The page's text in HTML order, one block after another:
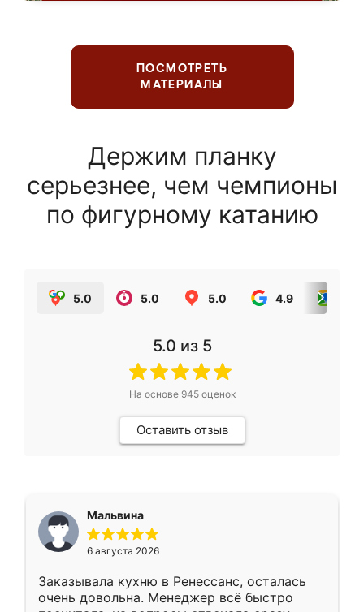
ПОСМОТРЕТЬ
МАТЕРИАЛЫ
Держим планку
серьезнее, чем чемпионы
по фигурному катанию
5.0 5.0 5.0 4.9
5.0 из 5
На основе 945оценок
Оставить отзыв
Мальвина
6 августа 2026
Заказывала кухню в Ренессанс, осталась
очень довольна. Менеджер всё быстро